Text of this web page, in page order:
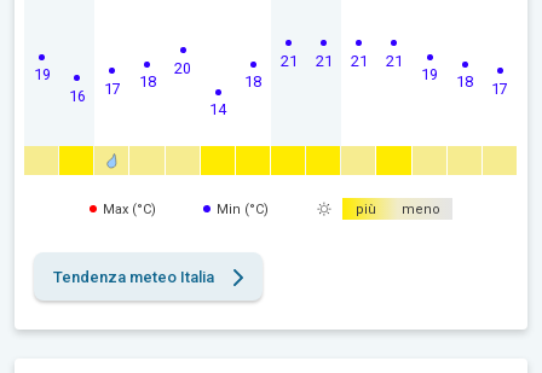
19
16 17 18
20
14
18
21 21 21 21
19 18 17
Max (°C) Min (°C) più meno
Tendenza meteo Italia